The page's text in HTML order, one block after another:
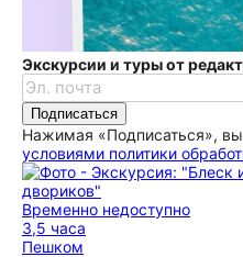
Экскурсии и туры от
Подписаться
Нажимая «Подписаться»,
условиями политики
Временно недоступно
3,5 часа
Пешком